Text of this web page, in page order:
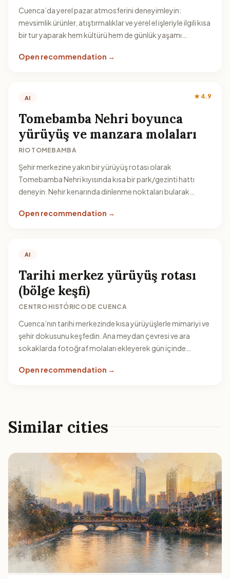
Cuenca’da yerel pazar atmosferini deneyimleyin:
mevsimlik ürünler, atıştırmalıklar ve yerel el işleriyle ilgili kısa
bir tur yaparak hem kültürü hem de günlük yaşamı
Open recommendation →
AI ★ 4.9
Tomebamba Nehri boyunca
yürüyüş ve manzara molaları
RIO TOMEBAMBA
Şehir merkezine yakın bir yürüyüş rotası olarak
Tomebamba Nehri kıyısında kısa bir park/gezinti hattı
deneyin. Nehir kenarında dinlenme noktaları bularak
Open recommendation →
AI
Tarihi merkez yürüyüş rotası
(bölge keşfi)
CENTRO HISTÓRICO DE CUENCA
Cuenca’nın tarihi merkezinde kısa yürüyüşlerle mimariyi ve
şehir dokusunu keşfedin. Ana meydan çevresi ve ara
sokaklarda fotoğraf molaları ekleyerek gün içinde
Open recommendation →
Similar cities